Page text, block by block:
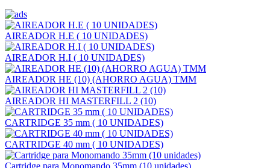
AIREADOR H.E ( 10 UNIDADES)
AIREADOR H.I ( 10 UNIDADES)
AIREADOR HE (10) (AHORRO AGUA) TMM
AIREADOR HI MASTERFILL 2 (10)
CARTRIDGE 35 mm ( 10 UNIDADES)
CARTRIDGE 40 mm ( 10 UNIDADES)